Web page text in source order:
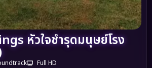
หัวใจชำรุดมนุษย์โรง
Full HD